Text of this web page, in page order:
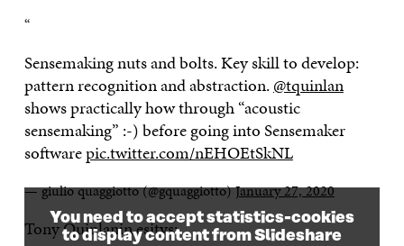
“
Sensemaking nuts and bolts. Key skill to develop:
pattern recognition and abstraction. @tquinlan
shows practically how through “acoustic
sensemaking” :-) before going into Sensemaker
softwarepic.twitter.com/nEHOEtSkNL
— giulio quaggiotto (@gquaggiotto)January 27, 2020
Tony Quinlanin esitys:
You need to accept statistics-cookies
to display content from Slideshare